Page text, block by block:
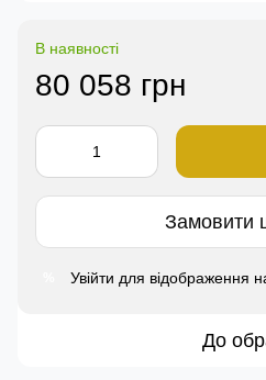
В наявності
80 058 грн
Замовити
Увійти для відображення
До